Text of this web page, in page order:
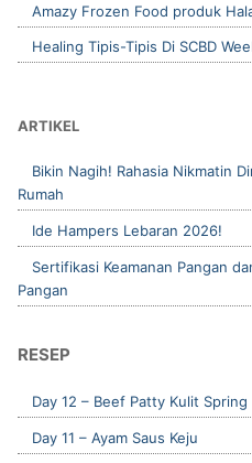
Amazy Frozen Food produk
Healing Tipis-Tipis Di SCBD
ARTIKEL
Bikin Nagih! Rahasia Nikmatin
Rumah
Ide Hampers Lebaran 2026!
Sertifikasi Keamanan Pangan
Pangan
RESEP
Day 12 – Beef Patty Kulit Spring
Day 11 – Ayam Saus Keju